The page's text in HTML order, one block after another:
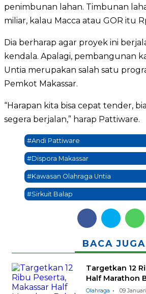
penimbunan lahan. Timbunan
miliar, kalau Macca atau GOR itu
Dia berharap agar proyek ini
kendala. Apalagi, pembangunan
Untia merupakan salah satu
Pemkot Makassar.
“Harapan kita bisa cepat tender,
segera berjalan,” harap Pattiware.
#Andi Pattiware
#Dispora Makassar
#Kawasan Olahraga Untia
#Sirkuit Balap
BACA JUGA
Targetkan 12
Half Marathon
Olahraga 09